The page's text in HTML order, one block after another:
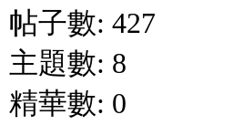
帖子數: 427
主題數: 8
精華數: 0